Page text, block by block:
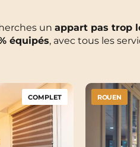
un appart pas trop
équipés, avec tous les
COMPLET ROUEN